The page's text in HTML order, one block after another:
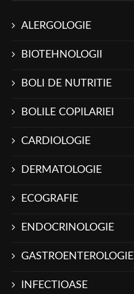
ALERGOLOGIE
BIOTEHNOLOGII
BOLI DE NUTRITIE
BOLILE COPILARIEI
CARDIOLOGIE
DERMATOLOGIE
ECOGRAFIE
ENDOCRINOLOGIE
GASTROENTEROLOGIE
INFECTIOASE